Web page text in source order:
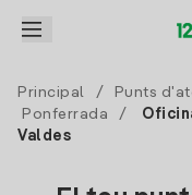
Principal / Punts
Ponferrada
/
Valdes